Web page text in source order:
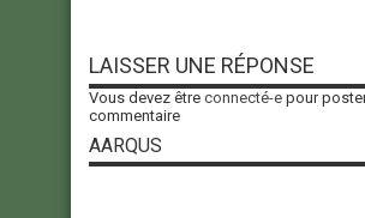
LAISSER UNE RÉPONSE
Vous devez être connecté-e pour
commentaire
AARQUS